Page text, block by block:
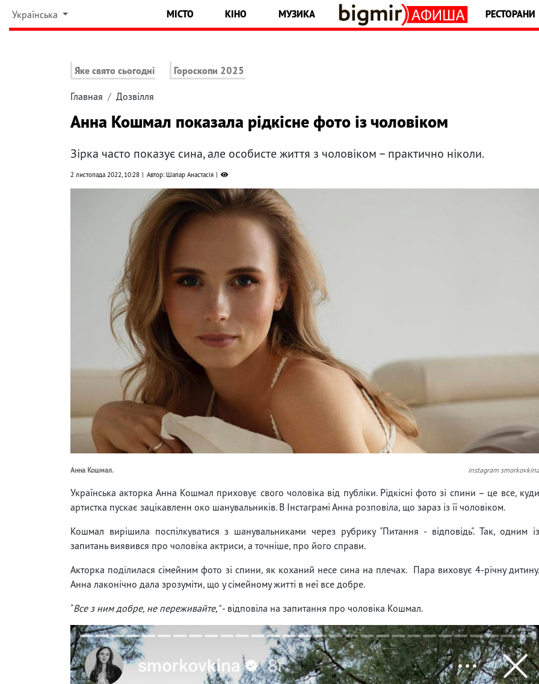
Українська МІСТО КІНО МУЗИКА РЕСТОРАНИ
Яке свято сьогодні Гороскопи 2025
Главная Дозвілля
Анна Кошмал показала рідкісне фото із чоловіком
Зірка часто показує сина, але особисте життя з чоловіком – практично ніколи.
2 листопада 2022, 10:28 Автор: Шапар Анастасія
Анна Кошмал. instagram smorkovkina
Українська акторка Анна Кошмал приховує свого чоловіка від публіки. Рідкісні фото зі спини – це все, куди
артистка пускає зацікавленн око шанувальників. В Інстаграмі Анна розповіла, що зараз із її чоловіком.
Кошмал вирішила поспілкуватися з шанувальниками через рубрику "Питання - відповідь". Так, одним із
запитань виявився про чоловіка актриси, а точніше, про його справи.
Акторка поділилася сімейним фото зі спини, як коханий несе сина на плечах. Пара виховує 4-річну дитину.
Анна лаконічно дала зрозуміти, що у сімейному житті в неї все добре.
"Все з ним добре, не переживайте,"- відповіла на запитання про чоловіка Кошмал.